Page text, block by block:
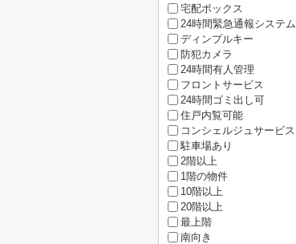
宅配ボックス
24時間緊急通報システム
ディンプルキー
防犯カメラ
24時間有人管理
フロントサービス
24時間ゴミ出し可
住戸内覧可能
コンシェルジュサービス
駐車場あり
2階以上
1階の物件
10階以上
20階以上
最上階
南向き